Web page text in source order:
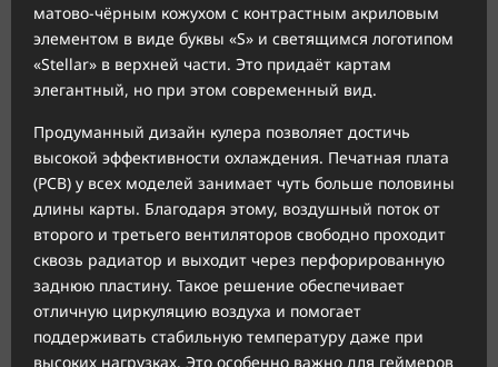
матово-чёрным кожухом с контрастным акриловым
элементом в виде буквы «S» и светящимся логотипом
«Stellar» в верхней части. Это придаёт картам
элегантный, но при этом современный вид.
Продуманный дизайн кулера позволяет достичь
высокой эффективности охлаждения. Печатная плата
(PCB) у всех моделей занимает чуть больше половины
длины карты. Благодаря этому, воздушный поток от
второго и третьего вентиляторов свободно проходит
сквозь радиатор и выходит через перфорированную
заднюю пластину. Такое решение обеспечивает
отличную циркуляцию воздуха и помогает
поддерживать стабильную температуру даже при
высоких нагрузках. Это особенно важно для геймеров